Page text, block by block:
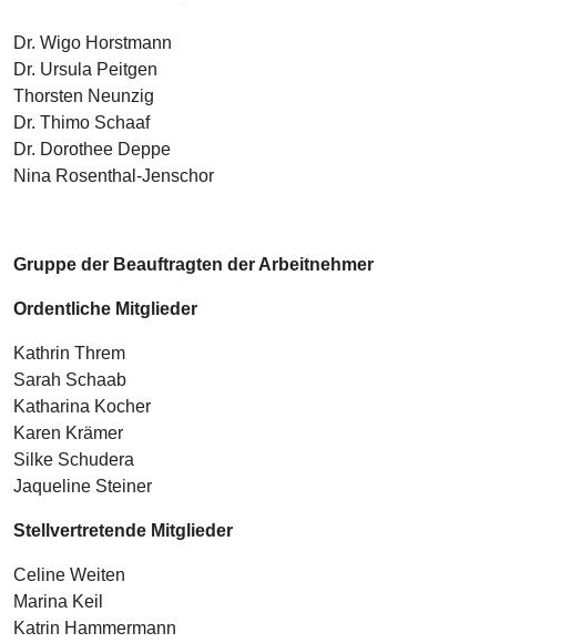
Dr. Wigo Horstmann
Dr. Ursula Peitgen
Thorsten Neunzig
Dr. Thimo Schaaf
Dr. Dorothee Deppe
Nina Rosenthal-Jenschor
Gruppe der Beauftragten der Arbeitnehmer
Ordentliche Mitglieder
Kathrin Threm
Sarah Schaab
Katharina Kocher
Karen Krämer
Silke Schudera
Jaqueline Steiner
Stellvertretende Mitglieder
Celine Weiten
Marina Keil
Katrin Hammermann